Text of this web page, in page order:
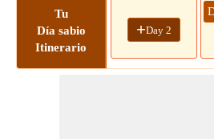
Tu
Día sabio
Itinerario
+Day 2